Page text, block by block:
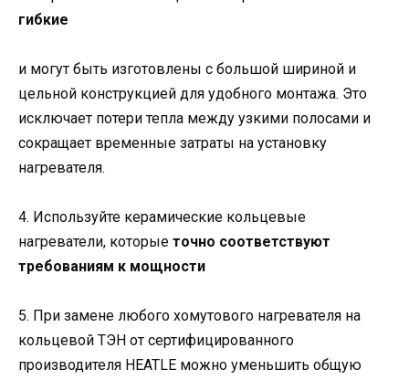
гибкие
и могут быть изготовлены с большой шириной и
цельной конструкцией для удобного монтажа. Это
исключает потери тепла между узкими полосами и
сокращает временные затраты на установку
нагревателя.
4. Используйте керамические кольцевые
нагреватели, которые точно соответствуют
требованиям к мощности
5. При замене любого хомутового нагревателя на
кольцевой ТЭН от сертифицированного
производителя HEATLE можно уменьшить общую